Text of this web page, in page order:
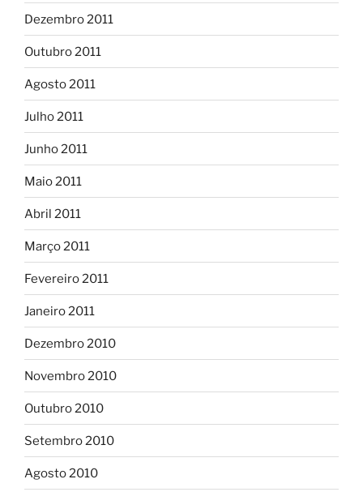
Dezembro 2011
Outubro 2011
Agosto 2011
Julho 2011
Junho 2011
Maio 2011
Abril 2011
Março 2011
Fevereiro 2011
Janeiro 2011
Dezembro 2010
Novembro 2010
Outubro 2010
Setembro 2010
Agosto 2010